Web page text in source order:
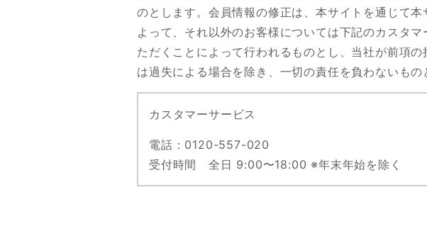
のとします。会員情報の修正は、本サイトを通じて
よって、それ以外のお客様については下記のカスタ
ただくことによって行われるものとし、当社が前項
は過失による場合を除き、一切の責任を負わないもの
カスタマーサービス
電話：0120-557-020
受付時間 全日 9:00〜18:00 ※年末年始を除く